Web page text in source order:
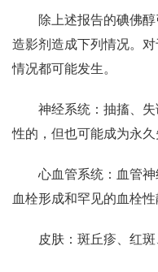
除上述报告的碘佛
造影剂造成下列情况。
情况都可能发生。
神经系统：抽搐、
性的，但也可能成为永久
心血管系统：血管神
血栓形成和罕见的血栓
皮肤：斑丘疹、红